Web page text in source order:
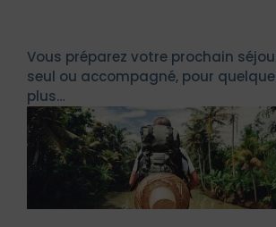
Vous préparez votre prochain
seul ou accompagné, pour
plus…